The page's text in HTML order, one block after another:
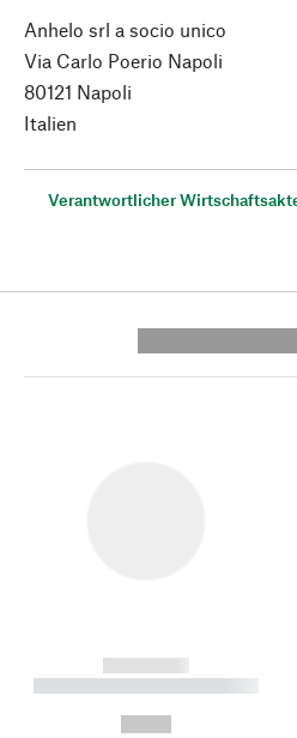
Anhelo srl a socio unico
Via Carlo Poerio Napoli
80121 Napoli
Italien
Verantwortlicher
------------
----------- ----------- --------